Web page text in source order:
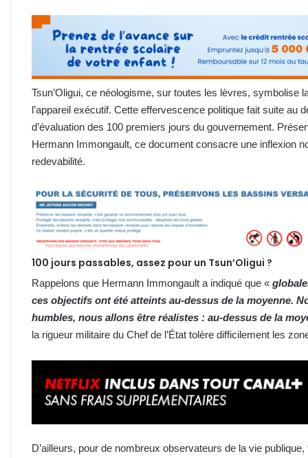
Tsun’Oligui, ce néologisme, sur toutes les lèvres, symbolise
l’appareil exécutif. Cette effervescence politique fait suite au
d’évaluation des 100 premiers jours du gouvernement.
Hermann Immongault, ce document consacre une inflexion
redevabilité.
100 jours passables, assez pour un Tsun’Oligui ?
Rappelons que Hermann Immongault a indiqué que «
ces objectifs ont été atteints au-dessus de la moyenne.
humbles, nous allons être réalistes : au-dessus de la
la rigueur militaire du Chef de l’État tolère difficilement les
D’ailleurs, pour de nombreux observateurs de la vie